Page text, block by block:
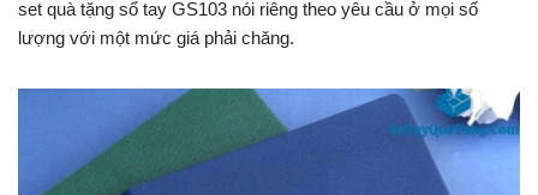
set quà tặng sổ tay GS103 nói riêng theo yêu cầu ở mọi số
lượng với một mức giá phải chăng.